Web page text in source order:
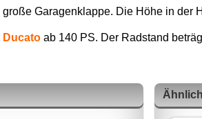
Garagenklappe. Die Höhe in der
Ducatoab 140 PS. Der Radstand